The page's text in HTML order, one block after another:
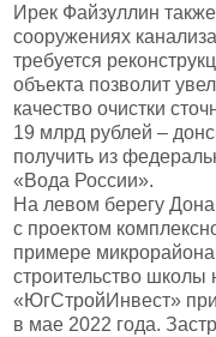
Ирек Файзуллин
сооружениях
требуется
объекта позволит
качество очистки
19 млрд рублей –
получить из
«Вода России».
На левом берегу
с проектом
примере
строительство школы
«ЮгСтройИнвест»
в мае 2022 года.